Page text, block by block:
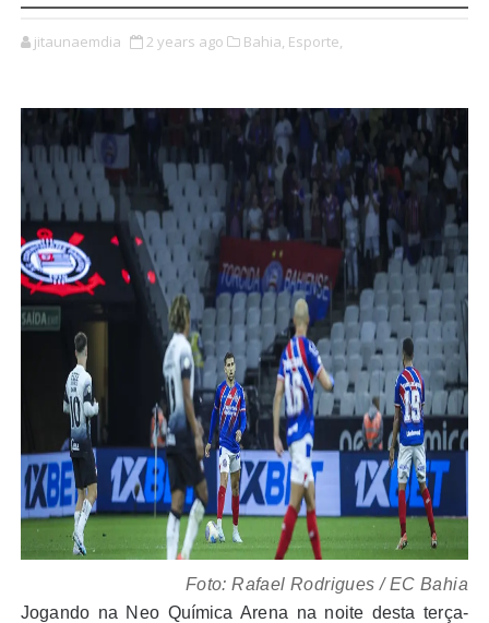
jitaunaemdia 2 years ago Bahia, Esporte,
Foto: Rafael Rodrigues / EC Bahia
Jogando na Neo Química Arena na noite desta terça-